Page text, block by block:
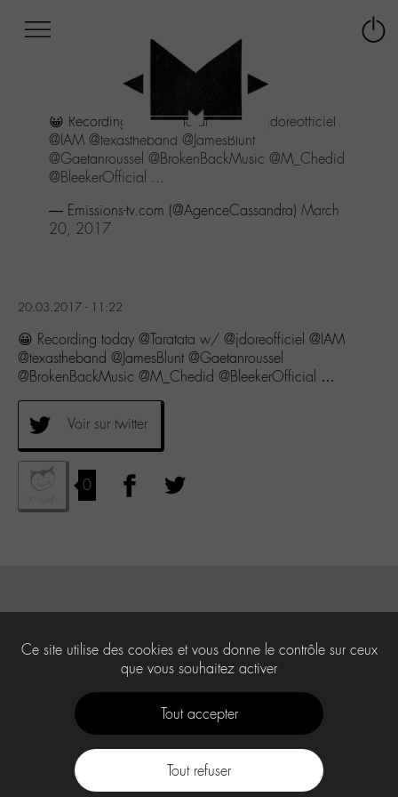
menu
Aller
au
contenu
Aller
😀 Recording today@Taratataw/
@jdoreofficiel
@IAM @texastheband @JamesBlunt
@Gaetanroussel @BrokenBackMusic @M_Chedid
@BleekerOfficial ...
— Emissions-tv.com (@AgenceCassandra) March
20, 2017
20.03.2017 - 11:22
😀 Recording today @Taratata w/ @jdoreofficiel @IAM
@texastheband @JamesBlunt @Gaetanroussel
@BrokenBackMusic @M_Chedid @BleekerOfficial …
Voir sur twitter
0
Ce site utilise des cookies et vous donne le contrôle sur ceux
que vous souhaitez activer
Tout accepter
Tout refuser